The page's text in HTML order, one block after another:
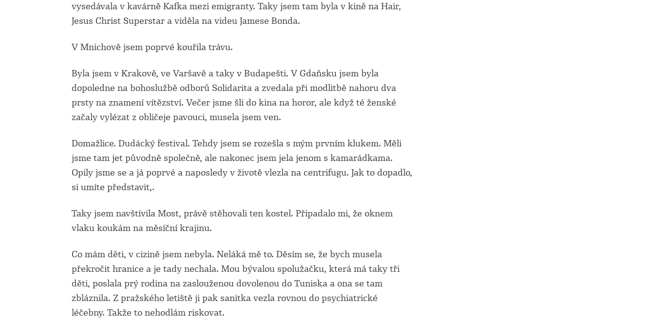
vysedávala v kavárně Kafka mezi emigranty. Taky jsem tam byla v kině na Hair,
Jesus Christ Superstar a viděla na videu Jamese Bonda.
V Mnichově jsem poprvé kouřila trávu.
Byla jsem v Krakově, ve Varšavě a taky v Budapešti. V Gdaňsku jsem byla
dopoledne na bohoslužbě odborů Solidarita a zvedala při modlitbě nahoru dva
prsty na znamení vítězství. Večer jsme šli do kina na horor, ale když té ženské
začaly vylézat z obličeje pavouci, musela jsem ven.
Domažlice. Dudácký festival. Tehdy jsem se rozešla s mým prvním klukem. Měli
jsme tam jet původně společně, ale nakonec jsem jela jenom s kamarádkama.
Opily jsme se a já poprvé a naposledy v životě vlezla na centrifugu. Jak to dopadlo,
si umíte představit,.
Taky jsem navštívila Most, právě stěhovali ten kostel. Připadalo mi, že oknem
vlaku koukám na měsíční krajinu.
Co mám děti, v cizině jsem nebyla. Neláká mě to. Děsím se, že bych musela
překročit hranice a je tady nechala. Mou bývalou spolužačku, která má taky tři
děti, poslala prý rodina na zaslouženou dovolenou do Tuniska a ona se tam
zbláznila. Z pražského letiště ji pak sanitka vezla rovnou do psychiatrické
léčebny. Takže to nehodlám riskovat.